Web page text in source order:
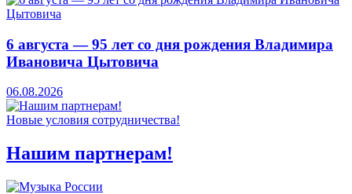
6 августа — 95 лет со дня рождения Владимира
Ивановича Цытовича
06.08.2026
Новые условия сотрудничества!
Нашим партнерам!